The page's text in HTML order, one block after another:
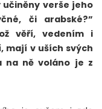
učiněny verše jeho
či arabské?”
věří, vedením i
mají v uších svých
na ně voláno je z